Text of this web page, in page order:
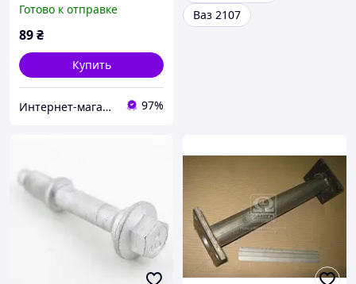
FC 1064000045
Готово к отправке
89₴
Купить
Интернет-магазин "CHINA AVTOZAPCHAST" 97%
Ваз 2107